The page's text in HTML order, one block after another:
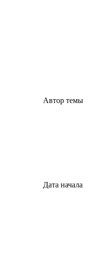
Автор темы
Дата начала